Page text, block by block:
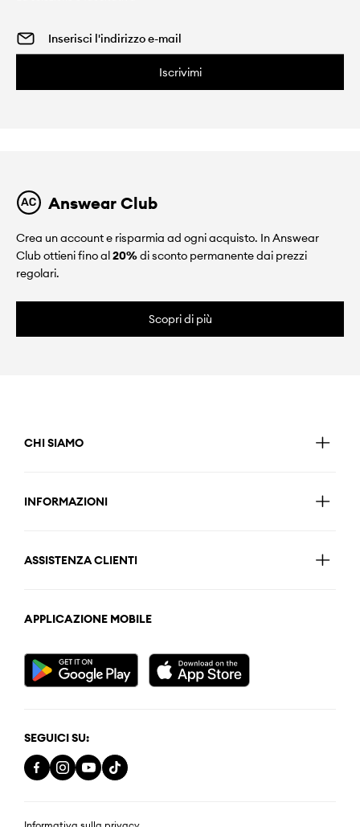
Iscrivimi
Answear Club
Crea un account e risparmia ad ogni acquisto. In Answear
Club ottieni fino al20%di sconto permanente dai prezzi
regolari.
Scopri di più
CHI SIAMO
INFORMAZIONI
ASSISTENZA CLIENTI
APPLICAZIONE MOBILE
SEGUICI SU: